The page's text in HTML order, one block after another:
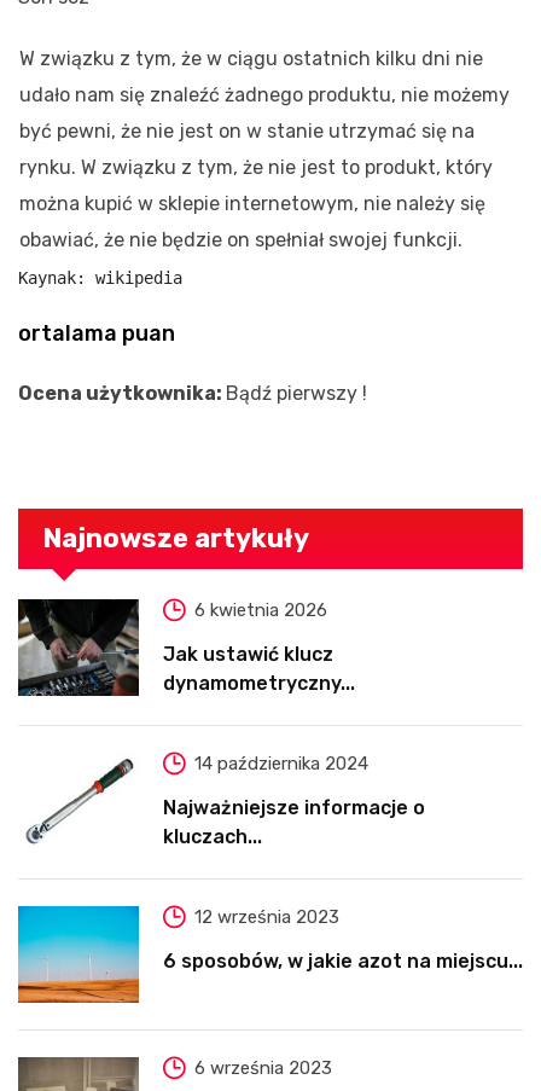
W związku z tym, że w ciągu ostatnich kilku dni nie
udało nam się znaleźć żadnego produktu, nie możemy
być pewni, że nie jest on w stanie utrzymać się na
rynku. W związku z tym, że nie jest to produkt, który
można kupić w sklepie internetowym, nie należy się
obawiać, że nie będzie on spełniał swojej funkcji.
Kaynak: wikipedia
ortalama puan
Ocena użytkownika: Bądź pierwszy !
Najnowsze artykuły
6 kwietnia 2026
Jak ustawić klucz
dynamometryczny...
14 października 2024
Najważniejsze informacje o
kluczach...
12 września 2023
6 sposobów, w jakie azot na miejscu...
6 września 2023